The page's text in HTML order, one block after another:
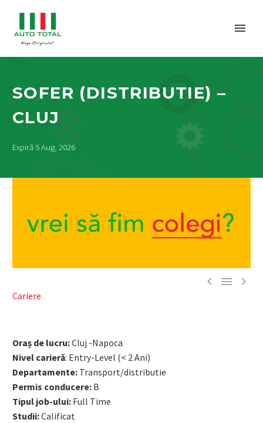
SOFER (DISTRIBUTIE) –
CLUJ
Expiră 5 Aug. 2026
  
Cariere
Oraș de lucru:Cluj -Napoca
Nivel carieră: Entry-Level (< 2 Ani)
Departamente: Transport/distributie
Permis conducere: B
Tipul job-ului: Full Time
Studii:Calificat